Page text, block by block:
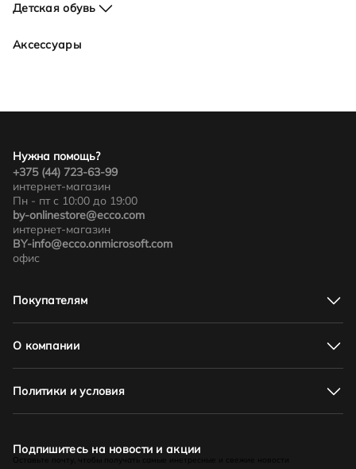
Детская обувь
Для девочек
Для мальчиков
Аксессуары
Нужна помощь?
+375 (44) 723-63-99
интернет-магазин
Пн - пт с 10:00 до 19:00
by-onlinestore@ecco.com
интернет-магазин
BY-info@ecco.onmicrosoft.com
офис
Покупателям
Доставка и оплата
Соответствие размеров
Как отличить подделку
Как оформить заказ
Обмен и возврат. Гарантийный срок
О компании
Новости и события
Политики и условия
Бонусная программа
Подпишитесь на новости и акции